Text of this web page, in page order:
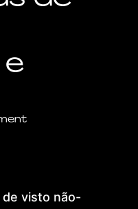
Global
e
de visto não-